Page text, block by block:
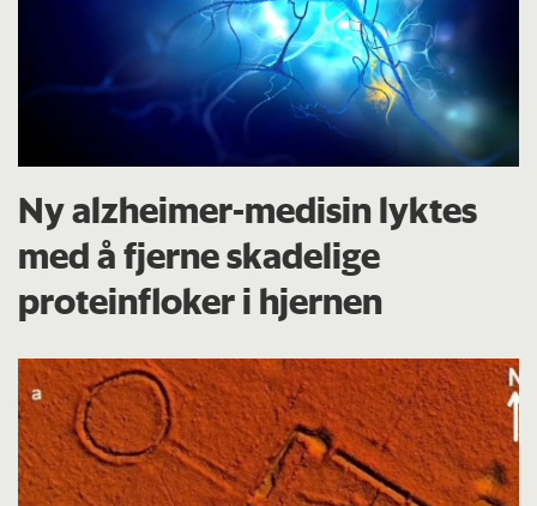
Ny alzheimer-medisin lyktes
med å fjerne skadelige
proteinfloker i hjernen